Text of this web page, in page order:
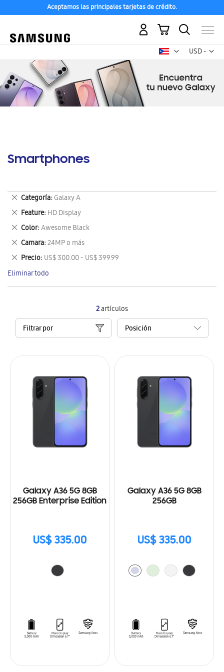
Aceptamos las principales tarjetas de crédito.
USD -
dólar
Mi carrito
Smartphones
2artículos
Filtrar por
Galaxy A36 5G 8GB
256GB Enterprise Edition
US$ 335.00
Galaxy A36 5G 8GB
256GB
US$ 335.00
Categoría Galaxy A
Eliminar
este
artículo
Feature HD Display
Eliminar
este
artículo
Color Awesome Black
Eliminar
este
artículo
Camara 24MP o más
Eliminar
este
artículo
Precio US$ 300.00 - US$ 399.99
Eliminar
este
artículo
Eliminar todo